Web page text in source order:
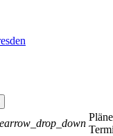
arrow_drop_down